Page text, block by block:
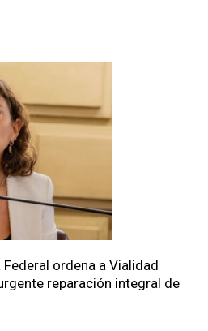
ordena a Vialidad
reparación integral de